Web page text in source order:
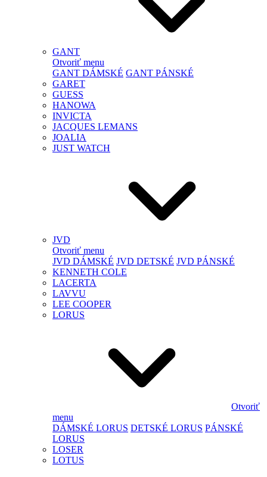
GANT
Otvoriť menu
GANT DÁMSKÉ GANT PÁNSKÉ
GARET
GUESS
HANOWA
INVICTA
JACQUES LEMANS
JOALIA
JUST WATCH
JVD
Otvoriť menu
JVD DÁMSKÉ JVD DETSKÉ JVD PÁNSKÉ
KENNETH COLE
LACERTA
LAVVU
LEE COOPER
LORUS
Otvoriť
menu
DÁMSKÉ LORUS DETSKÉ LORUS PÁNSKÉ
LORUS
LOSER
LOTUS